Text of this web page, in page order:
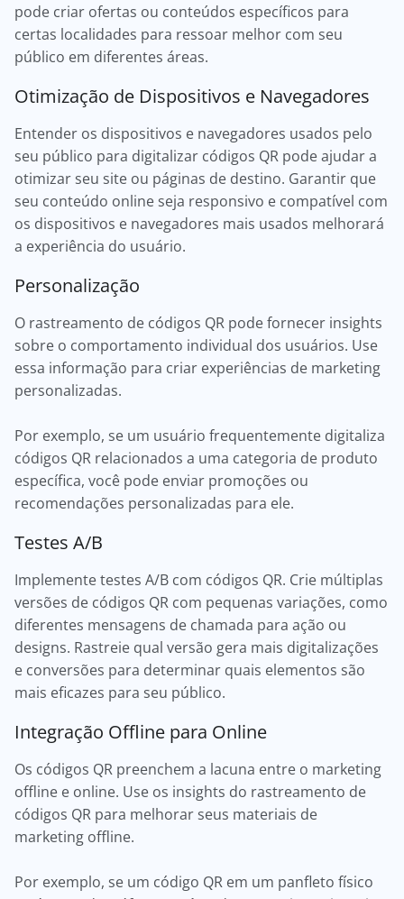
pode criar ofertas ou conteúdos específicos para
certas localidades para ressoar melhor com seu
público em diferentes áreas.
Otimização de Dispositivos e Navegadores
Entender os dispositivos e navegadores usados pelo
seu público para digitalizar códigos QR pode ajudar a
otimizar seu site ou páginas de destino. Garantir que
seu conteúdo online seja responsivo e compatível com
os dispositivos e navegadores mais usados melhorará
a experiência do usuário.
Personalização
O rastreamento de códigos QR pode fornecer insights
sobre o comportamento individual dos usuários. Use
essa informação para criar experiências de marketing
personalizadas.
Por exemplo, se um usuário frequentemente digitaliza
códigos QR relacionados a uma categoria de produto
específica, você pode enviar promoções ou
recomendações personalizadas para ele.
Testes A/B
Implemente testes A/B com códigos QR. Crie múltiplas
versões de códigos QR com pequenas variações, como
diferentes mensagens de chamada para ação ou
designs. Rastreie qual versão gera mais digitalizações
e conversões para determinar quais elementos são
mais eficazes para seu público.
Integração Offline para Online
Os códigos QR preenchem a lacuna entre o marketing
offline e online. Use os insights do rastreamento de
códigos QR para melhorar seus materiais de
marketing offline.
Por exemplo, se um código QR em um panfleto físico